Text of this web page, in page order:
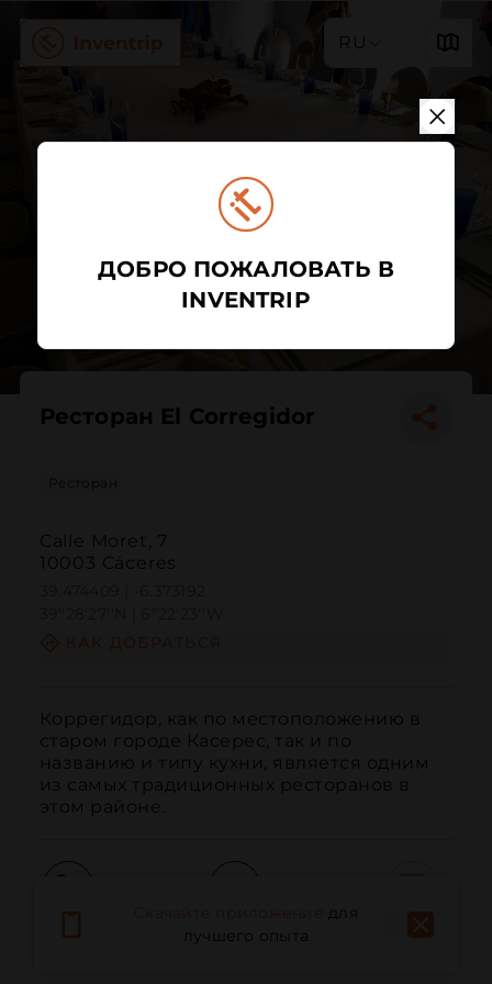
RU
Ресторан El Corregidor
Ресторан
Calle Moret, 7
10003 Cáceres
Коррегидор, как по местоположению в
старом городе Касерес, так и по
названию и типу кухни, является одним
из самых традиционных ресторанов в
этом районе.
Электронная почта
для
лучшего опыта
ДОБРО ПОЖАЛОВАТЬ В
INVENTRIP